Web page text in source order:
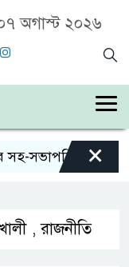
অগাস্ট ২০২৬
সভাপতি নির্বাচিত
×
,রাজনীতি